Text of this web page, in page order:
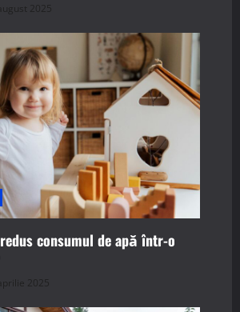
2025
consumul de apă într-o
2025